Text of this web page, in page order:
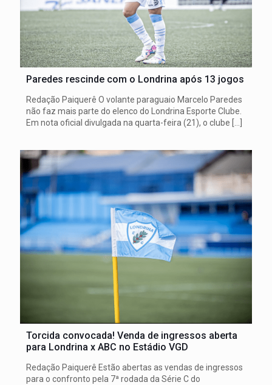
Paredes rescinde com o Londrina após 13 jogos
Redação Paiquerê O volante paraguaio Marcelo Paredes
não faz mais parte do elenco do Londrina Esporte Clube.
Em nota oficial divulgada na quarta-feira (21), o clube […]
Torcida convocada! Venda de ingressos aberta
para Londrina x ABC no Estádio VGD
Redação Paiquerê Estão abertas as vendas de ingressos
para o confronto pela 7ª rodada da Série C do